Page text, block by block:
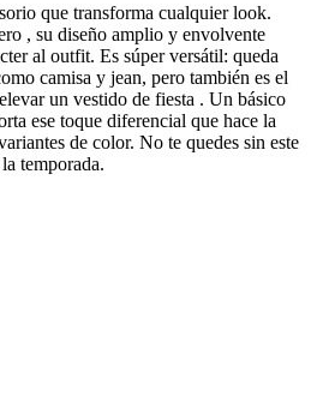
que transforma cualquier look.
, su diseño amplio y envolvente
al outfit. Es súper versátil: queda
camisa y jean, pero también es el
un vestido de fiesta . Un básico
ese toque diferencial que hace la
de color. No te quedes sin este
temporada.